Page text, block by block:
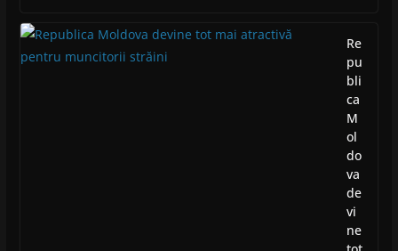
Re
pu
bli
ca
M
ol
do
va
de
vi
ne